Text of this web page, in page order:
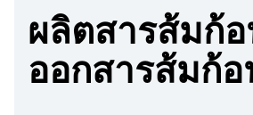
ผลิตสารส้มก้อ
ออกสารส้มก้อ